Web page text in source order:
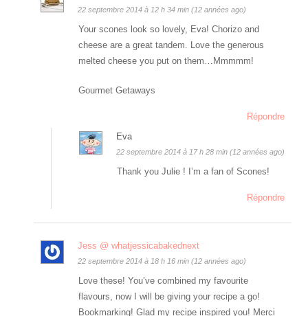
22 septembre 2014 à 12 h 34 min (12 années ago)
Your scones look so lovely, Eva! Chorizo and
cheese are a great tandem. Love the generous
melted cheese you put on them…Mmmmm!
Gourmet Getaways
Répondre
Eva
22 septembre 2014 à 17 h 28 min (12 années ago)
Thank you Julie ! I’m a fan of Scones!
Répondre
Jess @ whatjessicabakednext
22 septembre 2014 à 18 h 16 min (12 années ago)
Love these! You’ve combined my favourite
flavours, now I will be giving your recipe a go!
Bookmarking! Glad my recipe inspired you! Merci